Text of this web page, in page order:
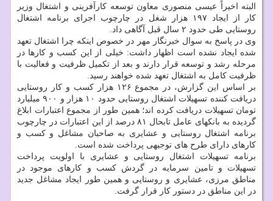
البته اخیراً عیسی منصوری معاون توسعه كارآفرینی و اشتغال وزیر
كار از ایجاد ۱۹۷ هزار شغل در چارچوب اجرای برنامه اشتغال
روستایی طی حدود ۲ سال قبل آگاهی داد.
وی در پاسخ به سوال خبرنگار مهر در خصوص اینكه چرا اشتغال تعهد
شده ایجاد نشده است اظهار داشت: خیلی از این كسب و كارها در
مرحله رشد و توسعه قرار دارند و بعد از تكمیل ظرفیت و فعالیت با
ظرفیت كامل به اشتغال تعهد شده خواهند رسید.
بر اساس این گزارش، در مجموع ۱۲۶ هزار كسب و كار روستایی
دریافت كننده تسهیلات اشتغال روستایی حدود ۱۰ هزار و ۹۰۰ میلیارد
تومان تسهیلات دریافت كرده اند؛ همین طور از مجموع اعتبارات ابلاغ
گردیده به بانكهای عامل تابحال ۸۱ درصد از این اعتبارات در چارچوب
برنامه اشتغال روستایی و عشایری به صاحبان مشاغل و كسب و
كارهای دارای طرح های توجیهی پرداخت شده است.
برنامه تسهیلات اشتغال روستایی و عشایری با اولویت پرداخت
تسهیلات و تامین سرمایه در گردش كسب و كارهای موجود در
مناطق مرزی، عشایری و روستایی و همین طور ایجاد مشاغل جدید
در این مناطق در دستور كار قرار گرفت.